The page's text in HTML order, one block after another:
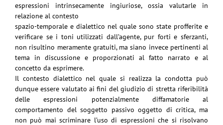
espressioni intrinsecamente ingiuriose, ossia valutarle in
relazione al contesto
spazio-temporale e dialettico nel quale sono state profferite e
verificare se i toni utilizzati dall’agente, pur forti e sferzanti,
non risultino meramente gratuiti, ma siano invece pertinenti al
tema in discussione e proporzionati al fatto narrato e al
concetto da esprimere.
Il contesto dialettico nel quale si realizza la condotta può
dunque essere valutato ai fini del giudizio di stretta riferibilità
delle espressioni potenzialmente diffamatorie al
comportamento delsoggetto passivo oggetto di critica, ma
non può mai scriminare l’uso di espressioni che si risolvano